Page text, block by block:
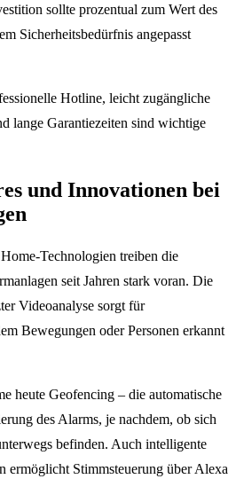
sollte prozentual zum Wert des
Sicherheitsbedürfnis angepasst
Hotline, leicht zugängliche
lange Garantiezeiten sind wichtige
und Innovationen bei
Technologien treiben die
seit Jahren stark voran. Die
Videoanalyse sorgt für
Bewegungen oder Personen erkannt
heute Geofencing – die automatische
des Alarms, je nachdem, ob sich
befinden. Auch intelligente
ermöglicht Stimmsteuerung über Alexa